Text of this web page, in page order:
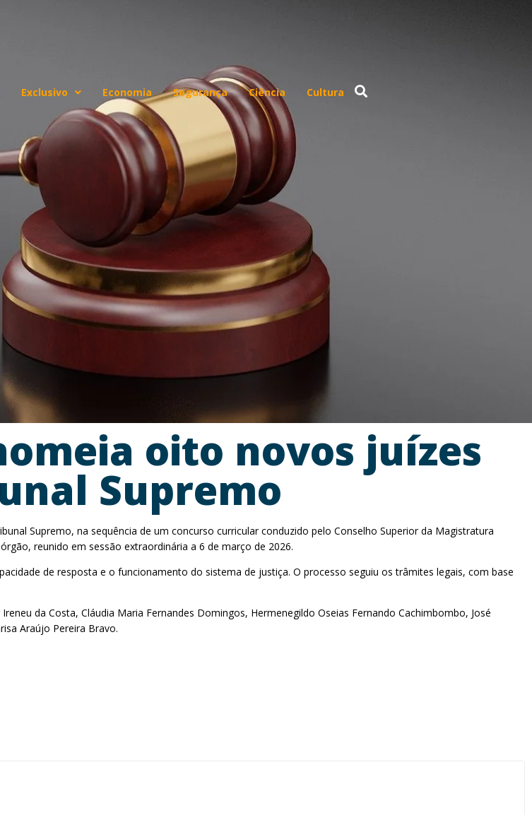
Exclusivo Economia Segurança Ciência Cultura
oito novos juízes
Supremo
Supremo, na sequência de um concurso curricular conduzido pelo Conselho Superior da Magistratura
reunido em sessão extraordinária a 6 de março de 2026.
de resposta e o funcionamento do sistema de justiça. O processo seguiu os trâmites legais, com base
da Costa, Cláudia Maria Fernandes Domingos, Hermenegildo Oseias Fernando Cachimbombo, José
Araújo Pereira Bravo.